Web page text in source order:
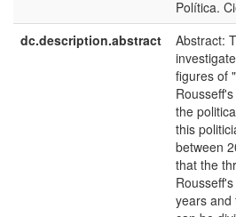
Política.
dc.description.abstract
Abstract:
figures of
the
this
between
that the
years and